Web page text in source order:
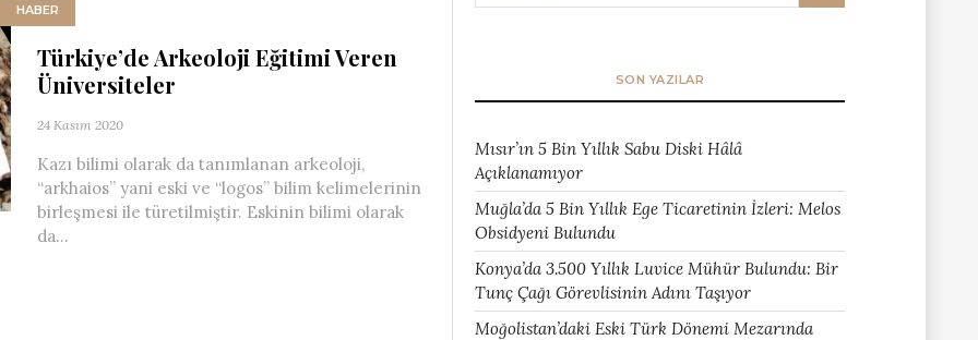
HABER
Türkiye’de Arkeoloji Eğitimi Veren
Üniversiteler
24 Kasım 2020
Kazı bilimi olarak da tanımlanan arkeoloji,
“arkhaios” yani eski ve “logos” bilim kelimelerinin
birleşmesi ile türetilmiştir. Eskinin bilimi olarak
da...
SON YAZILAR
Mısır’ın 5 Bin Yıllık Sabu Diski Hâlâ
Açıklanamıyor
Muğla’da 5 Bin Yıllık Ege Ticaretinin İzleri: Melos
Obsidyeni Bulundu
Konya’da 3.500 Yıllık Luvice Mühür Bulundu: Bir
Tunç Çağı Görevlisinin Adını Taşıyor
Moğolistan’daki Eski Türk Dönemi Mezarında